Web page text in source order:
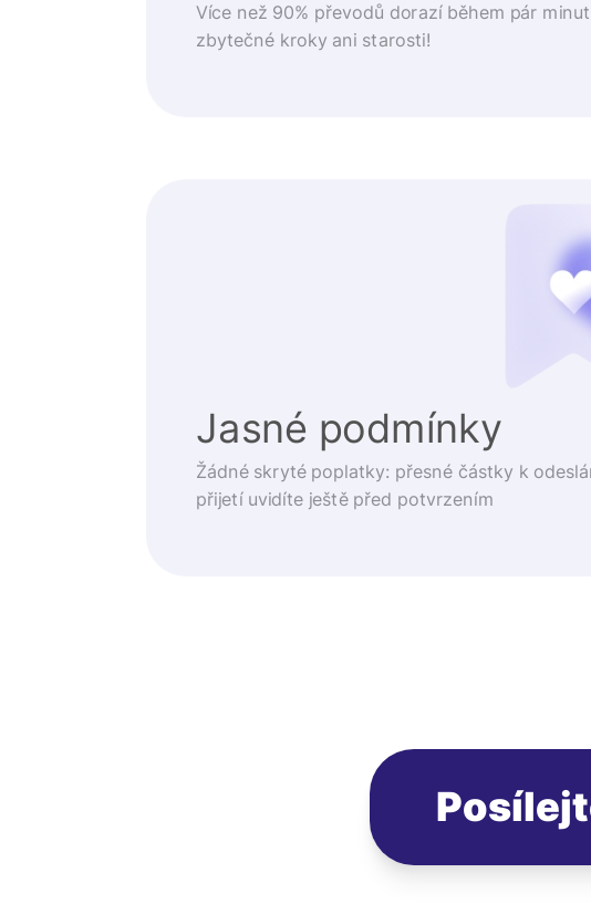
Více než 90% převodů dorazí během pár
zbytečné kroky ani starosti!
Jasné podmínky
Žádné skryté poplatky: přesné částky k
přijetí uvidíte ještě před potvrzením